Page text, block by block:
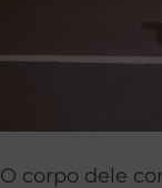
O corpo dele